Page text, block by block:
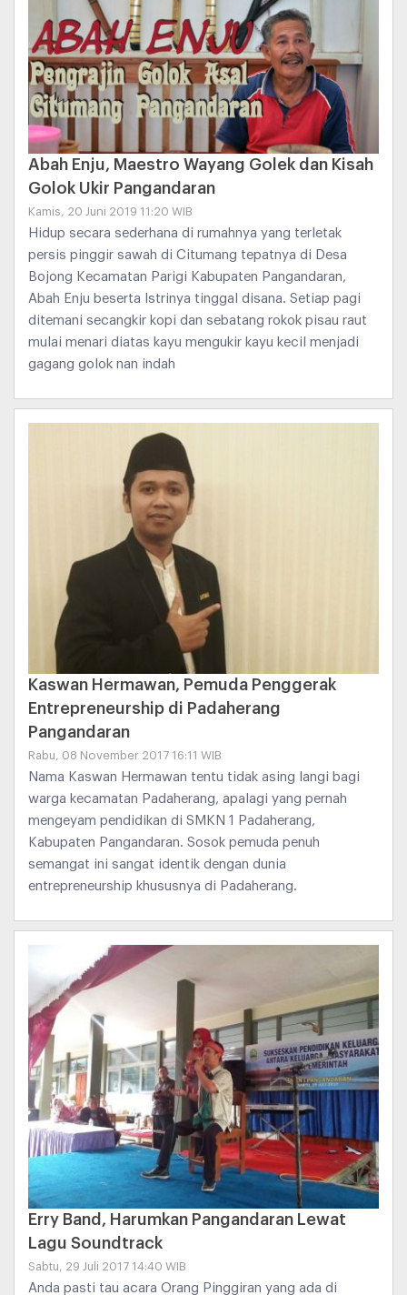
Abah Enju, Maestro Wayang Golek dan Kisah
Golok Ukir Pangandaran
Kamis, 20 Juni 2019 11:20 WIB
Hidup secara sederhana di rumahnya yang terletak
persis pinggir sawah di Citumang tepatnya di Desa
Bojong Kecamatan Parigi Kabupaten Pangandaran,
Abah Enju beserta Istrinya tinggal disana. Setiap pagi
ditemani secangkir kopi dan sebatang rokok pisau raut
mulai menari diatas kayu mengukir kayu kecil menjadi
gagang golok nan indah
Kaswan Hermawan, Pemuda Penggerak
Entrepreneurship di Padaherang
Pangandaran
Rabu, 08 November 2017 16:11 WIB
Nama Kaswan Hermawan tentu tidak asing langi bagi
warga kecamatan Padaherang, apalagi yang pernah
mengeyam pendidikan di SMKN 1 Padaherang,
Kabupaten Pangandaran. Sosok pemuda penuh
semangat ini sangat identik dengan dunia
entrepreneurship khususnya di Padaherang.
Erry Band, Harumkan Pangandaran Lewat
Lagu Soundtrack
Sabtu, 29 Juli 2017 14:40 WIB
Anda pasti tau acara Orang Pinggiran yang ada di